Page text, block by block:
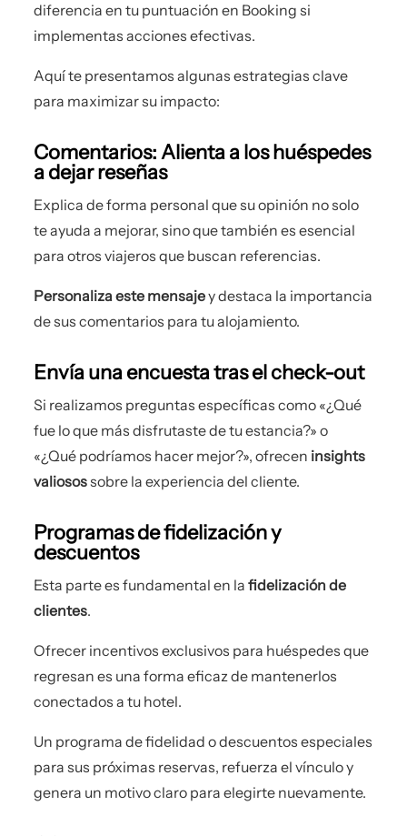
diferencia en tu puntuación en Booking si
implementas acciones efectivas.
Aquí te presentamos algunas estrategias clave
para maximizar su impacto:
Comentarios: Alienta a los huéspedes
a dejar reseñas
Explica de forma personal que su opinión no solo
te ayuda a mejorar, sino que también es esencial
para otros viajeros que buscan referencias.
Personaliza este mensajey destaca la importancia
de sus comentarios para tu alojamiento.
Envía una encuesta tras el check-out
Si realizamos preguntas específicas como «¿Qué
fue lo que más disfrutaste de tu estancia?» o
«¿Qué podríamos hacer mejor?», ofrecen insights
valiosossobre la experiencia del cliente.
Programas de fidelización y
descuentos
Esta parte es fundamental en lafidelización de
clientes.
Ofrecer incentivos exclusivos para huéspedes que
regresan es una forma eficaz de mantenerlos
conectados a tu hotel.
Un programa de fidelidad o descuentos especiales
para sus próximas reservas, refuerza el vínculo y
genera un motivo claro para elegirte nuevamente.